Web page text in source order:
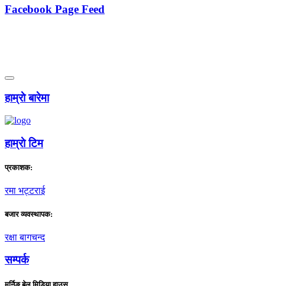
Facebook Page Feed
हाम्राे बारेमा
हाम्राे टिम
प्रकाशक:
रमा भट्टराई
बजार व्यवस्थापक:
रक्षा बागचन्द
सम्पर्क